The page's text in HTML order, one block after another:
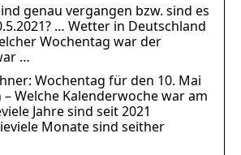
genau vergangen bzw. sind es
… Wetter in Deutschland
Wochentag war der
…
Wochentag für den 10. Mai
Welche Kalenderwoche war am
Jahre sind seit 2021
Monate sind seither